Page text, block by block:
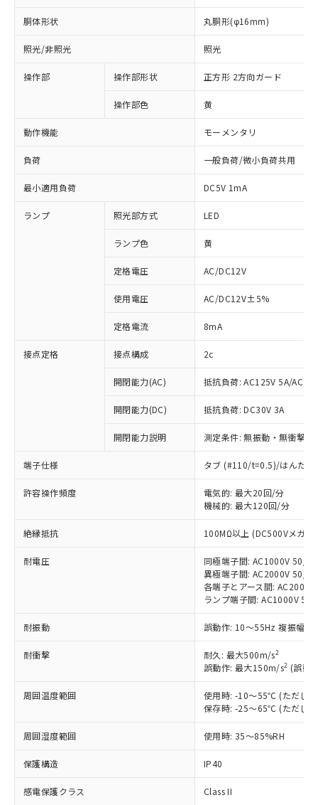
胴体形状 丸胴形(φ16mm)
照光/非照光 照光
操作部 操作部形状 正方形 2方向ガード
操作部色 黄
動作機能 モーメンタリ
負荷 一般負荷/微小負荷共用
最小適用負荷 DC5V 1mA
ランプ 照光部方式 LED
ランプ色 黄
定格電圧 AC/DC12V
使用電圧 AC/DC12V±5%
定格電流 8mA
接点定格 接点構成 2c
開閉能力(AC) 抵抗負荷: AC125V 5A/
開閉能力(DC) 抵抗負荷: DC30V 3A
開閉能力説明 測定条件: 無振動・無衝撃
端子仕様 タブ (#110/t=0.5)/はんだづ
許容操作頻度
電気的: 最大20回/分
機械的: 最大120回/分
絶縁抵抗 100MΩ以上 (DC500Vメガ)
耐電圧
同極端子間: AC1000V 50/
異極端子間: AC2000V 50/
各端子とアース間:
ランプ端子間: AC1000V
耐振動 誤動作: 10～55Hz 複振幅
耐衝撃 耐久: 最大500m/s2
誤動作: 最大150m/s2 (誤動
周囲温度範囲
使用時: -10～55℃ (ただし
保存時: -25～65℃ (ただし
周囲湿度範囲 使用時: 35～85%RH
保護構造 IP40
感電保護クラス Class II
以下の条件をお読みいただき、同意のうえ
本サービスは、当社制御機器事業取扱
(税抜)を提供させていただくもので
当社制御機器事業取扱商品の中には、
本サービスの対象外となる商品もある
ことをご了承ください。
在庫状況および標準価格照会結果は、
記載している更新日時点での社内デー
タに基づき作成されるものであり、閲
覧された時点での実際の在庫および標
準価格とは異なる場合があることをご
※1 対応状況
対応済み：EU RoHS指令（10物質）の
非含有に対応した製品が提供可能な商品で
対応予定：EU RoHS指令（10物質）の非含
有に対応した製品に切り替える予定のある
対応予定なし：EU RoHS指令（10物質）の
非含有に非対応の商品で、対応品を出す予
調査・確認中：EU RoHS指令（10物質）の
非含有の対応状況を調査中または確認中の
非該当品：ライセンス料など無形物で、有
害物質有無と関係のない商品です。
仕入先様の事情により、非含有部品として
いたものが、含有品と判明した場合などや
むを得ず変更することがあります。
*EU RoHS指令（10物質）：
鉛(Pb) 1000ppm以下、 水銀(Hg) 1000ppm以下、 カド
六価クロム(Cr(Ⅵ)) 1000ppm以下、ポリ臭化ビフェニル
「○」：最大均質材料含有率が中国RoHSの
基準値以下であることを示します。
「×」：最大均質材料含有率が中国RoHSの
基準値を超えていることを示します。
「－」：未確認です。当社販売部門へお問
い合わせください。
*中国RoHS10物質の基準値 (GB/T26572)：
ム) : 100ppm、
当社は、これら貴社製品のうち、外国
為替および外国貿易法に定める商品
（以下｢規制貨物等」という）を輸出
または国外への提供する場合は、日本
国政府の輸出許可(または役務取引許
可)を取得するなどの必要な手続きを